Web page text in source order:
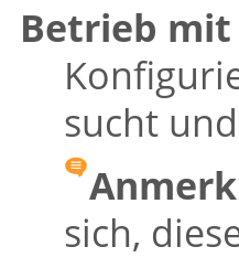
Betrieb mit
sucht
sich,